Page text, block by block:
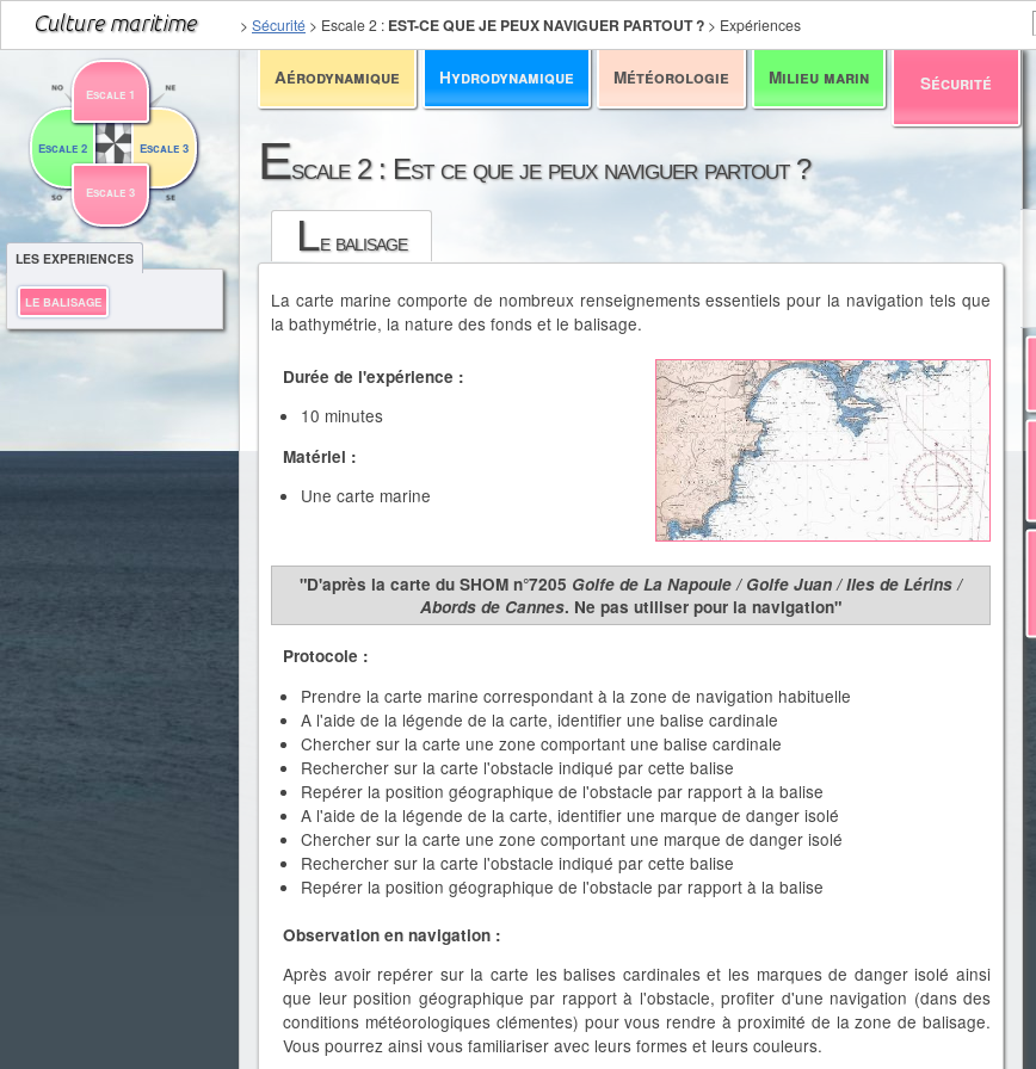
Aérodynamique Hydrodynamique Météorologie Milieu marin Sécurité
> Sécurité > Escale 2 : EST-CE QUE JE PEUX NAVIGUER PARTOUT ? > Expériences
Escale 2 : Est ce que je peux naviguer partout ?
LES EXPERIENCES
LE BALISAGE
Escale 3
Escale 2
Escale 3
Escale 1
Le balisage
La carte marine comporte de nombreux renseignements essentiels pour la navigation tels que
la bathymétrie, la nature des fonds et le balisage.
Durée de l'expérience :
10 minutes
Matériel :
Une carte marine
"D'après la carte du SHOM n°7205 Golfe de La Napoule / Golfe Juan / Iles de Lérins /
Abords de Cannes. Ne pas utiliser pour la navigation"
Protocole :
Prendre la carte marine correspondant à la zone de navigation habituelle
A l'aide de la légende de la carte, identifier une balise cardinale
Chercher sur la carte une zone comportant une balise cardinale
Rechercher sur la carte l'obstacle indiqué par cette balise
Repérer la position géographique de l'obstacle par rapport à la balise
A l'aide de la légende de la carte, identifier une marque de danger isolé
Chercher sur la carte une zone comportant une marque de danger isolé
Rechercher sur la carte l'obstacle indiqué par cette balise
Repérer la position géographique de l'obstacle par rapport à la balise
Observation en navigation :
Après avoir repérer sur la carte les balises cardinales et les marques de danger isolé ainsi
que leur position géographique par rapport à l'obstacle, profiter d'une navigation (dans des
conditions météorologiques clémentes) pour vous rendre à proximité de la zone de balisage.
Vous pourrez ainsi vous familiariser avec leurs formes et leurs couleurs.